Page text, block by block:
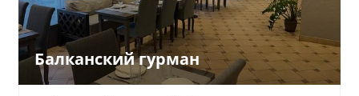
Балканский гурман